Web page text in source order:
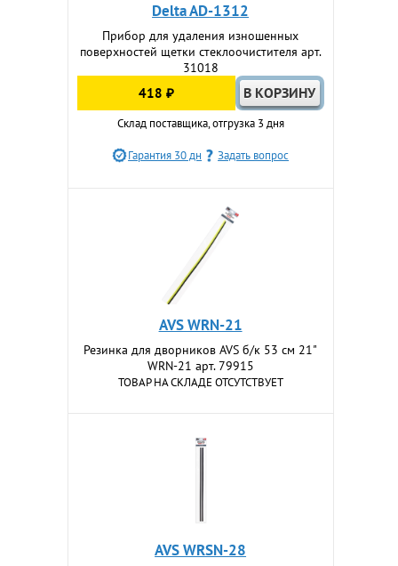
Delta AD-1312
Прибор для удаления изношенных
поверхностей щетки стеклоочистителя арт.
31018
418 ₽
Склад поставщика, отгрузка 3 дня
Гарантия 30 дн Задать вопрос
AVS WRN-21
Резинка для дворников AVS б/к 53 см 21"
WRN-21 арт. 79915
ТОВАР НА СКЛАДЕ ОТСУТСТВУЕТ
AVS WRSN-28